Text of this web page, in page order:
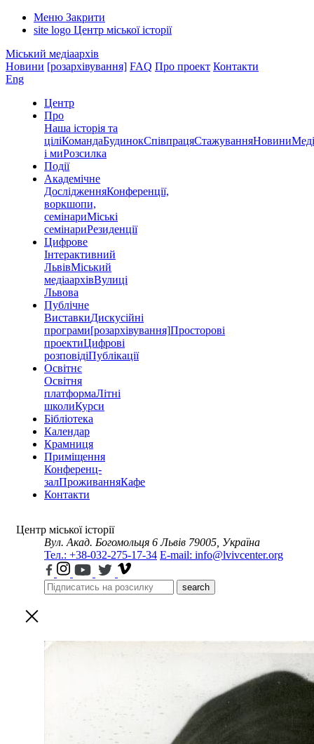
Меню Закрити
site logo Центр міської історії
Міський медіаархів
Новини [розархівування] FAQ Про проект Контакти
Eng
Центр
Про
Наша історія та
ціліКомандаБудинокСпівпрацяСтажуванняНовини
і миРозсилка
Події
Академічне
ДослідженняКонференції,
воркшопи,
семінариМіські
семінариРезиденції
Цифрове
Інтерактивний
ЛьвівМіський
медіаархівВулиці
Львова
Публічне
ВиставкиДискусійні
програми[розархівування]Просторові
проектиЦифрові
розповідіПублікації
Освітнє
Освітня
платформаЛітні
школиКурси
Бібліотека
Календар
Крамниця
Приміщення
Конференц-
залПроживанняКафе
Контакти
Центр міської історії
Вул. Акад. Богомольця 6 Львів 79005, Україна
Тел.: +38-032-275-17-34 E-mail: info@lvivcenter.org
search